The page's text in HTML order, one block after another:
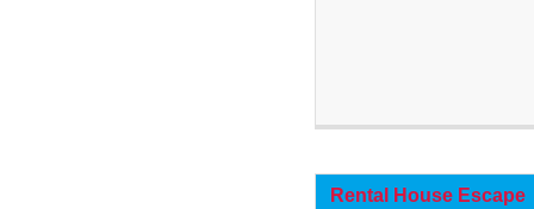
Rental House Escape